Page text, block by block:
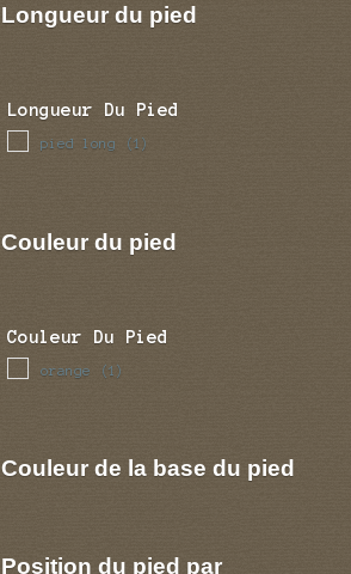
Longueur du pied
Longueur Du Pied
pied long (1)
Couleur du pied
Couleur Du Pied
orange (1)
Couleur de la base du pied
Position du pied par